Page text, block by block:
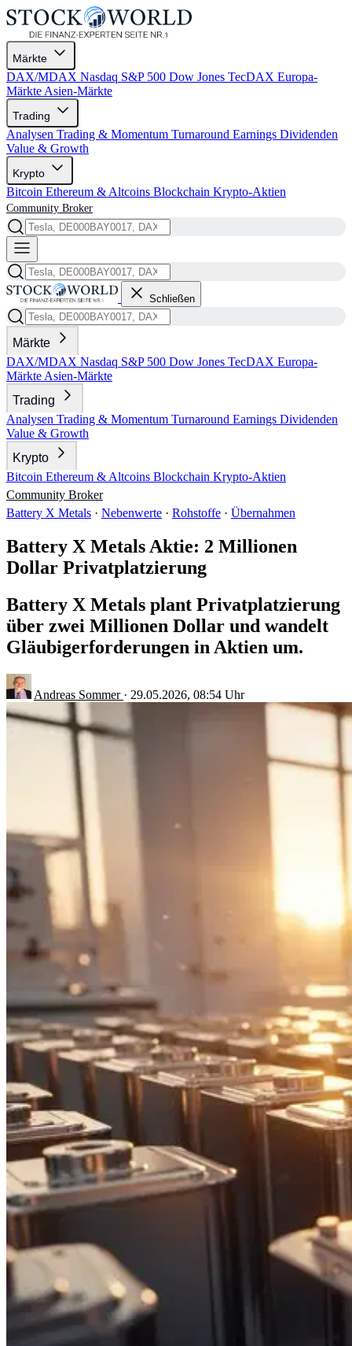
Märkte
DAX/MDAX Nasdaq S&P 500 Dow Jones TecDAX Europa-
Märkte Asien-Märkte
Trading
Analysen Trading & Momentum Turnaround Earnings Dividenden
Value & Growth
Krypto
Bitcoin Ethereum & Altcoins Blockchain Krypto-Aktien
Community Broker
Schließen
Märkte
DAX/MDAX Nasdaq S&P 500 Dow Jones TecDAX Europa-
Märkte Asien-Märkte
Trading
Analysen Trading & Momentum Turnaround Earnings Dividenden
Value & Growth
Krypto
Bitcoin Ethereum & Altcoins Blockchain Krypto-Aktien
Community Broker
Battery X Metals · Nebenwerte · Rohstoffe · Übernahmen
Battery X Metals Aktie: 2 Millionen
Dollar Privatplatzierung
Battery X Metals plant Privatplatzierung
über zwei Millionen Dollar und wandelt
Gläubigerforderungen in Aktien um.
Andreas Sommer · 29.05.2026, 08:54 Uhr